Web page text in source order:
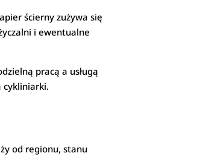
ścierny zużywa się
i ewentualne
pracą a usługą
cykliniarki.
od regionu, stanu